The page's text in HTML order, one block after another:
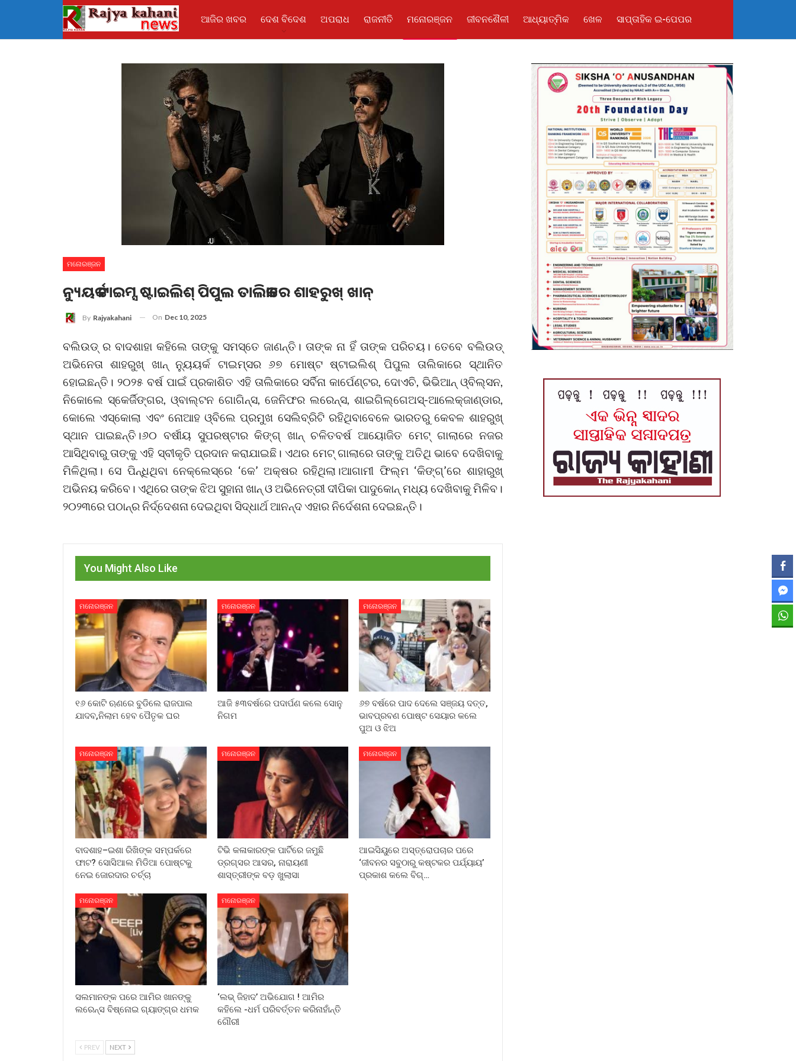
ଆଜିର ଖବର ଦେଶ ବିଦେଶ ଅପରାଧ ରାଜନୀତି ମନୋରଞ୍ଜନ ଜୀବନଶୈଳୀ ଆଧ୍ୟାତ୍ମିକ ଖେଳ ସାପ୍ତାହିକ ଇ-ପେପର
ମନୋରଞ୍ଜନ
ନ୍ୟୁୟର୍କ ଟାଇମ୍ସ ଷ୍ଟାଇଲିଶ୍‌ ପିପୁଲ ତାଲିକାରେ ଶାହରୁଖ୍‌ ଖାନ୍‌
By Rajyakahani On Dec 10, 2025
ବଲିଉଡ୍ ର ବାଦଶାହା କହିଲେ ତାଙ୍କୁ ସମସ୍ତେ ଜାଣନ୍ତି। ତାଙ୍କ ନା ହିଁ ତାଙ୍କ ପରିଚୟ। ତେବେ ବଲିଉଡ୍‌
ଅଭିନେତା ଶାହରୁଖ୍‌ ଖାନ୍‌ ନ୍ୟୁୟର୍କ ଟାଇମ୍ସର ୬୭ ମୋଷ୍ଟ ଷ୍ଟାଇଲିଶ୍‌ ପିପୁଲ ତାଲିକାରେ ସ୍ଥାନିତ
ହୋଇଛନ୍ତି। ୨୦୨୫ ବର୍ଷ ପାଇଁ ପ୍ରକାଶିତ ଏହି ତାଲିକାରେ ସର୍ବିନା କାର୍ପେଣ୍ଟର, ଦୋଏଚି, ଭିଭିଆନ୍‌ ଓ୍ବିଲ୍‌ସନ,
ନିକୋଲେ ସ୍କେର୍ଜିଙ୍ଗର, ଓ୍ବାଲ୍ଟନ ଗୋଗିନ୍ସ, ଜେନିଫର ଲରେନ୍ସ, ଶାଇଗିଲ୍‌ଗେଅସ୍‌-ଆଲେକ୍‌ଜାଣ୍ଡାର,
କୋଲେ ଏସ୍କୋଲା ଏବଂ ନୋଆହ ଓ୍ବିଲେ ପ୍ରମୁଖ ସେଲିବ୍ରିଟି ରହିଥିବାବେଳେ ଭାରତରୁ କେବଳ ଶାହରୁଖ୍‌
ସ୍ଥାନ ପାଇଛନ୍ତି।୬୦ ବର୍ଷୀୟ ସୁପରଷ୍ଟାର କିଙ୍ଗ୍‌ ଖାନ୍‌ ଚଳିତବର୍ଷ ଆୟୋଜିତ ମେଟ୍‌ ଗାଲାରେ ନଜର
ଆସିଥିବାରୁ ତାଙ୍କୁ ଏହି ସ୍ବୀକୃତି ପ୍ରଦାନ କରାଯାଇଛି। ଏଥର ମେଟ୍‌ ଗାଲାରେ ତାଙ୍କୁ ଅତିଥି ଭାବେ ଦେଖିବାକୁ
ମିଳିଥିଲା। ସେ ପିନ୍ଧିଥିବା ନେକ୍‌ଲେସ୍‌ରେ ‘କେ’ ଅକ୍ଷର ରହିଥିଲା।ଆଗାମୀ ଫିଲ୍ମ ‘କିଙ୍ଗ୍‌’ରେ ଶାହାରୁଖ୍
ଅଭିନୟ କରିବେ। ଏଥିରେ ତାଙ୍କ ଝିଅ ସୁହାନା ଖାନ୍‌ ଓ ଅଭିନେତ୍ରୀ ଦୀପିକା ପାଦୁକୋନ୍‌ ମଧ୍ୟ ଦେଖିବାକୁ ମିଳିବ।
୨୦୨୩ରେ ପଠାନ୍‌ର ନିର୍ଦ୍ଦେଶନା ଦେଇଥିବା ସିଦ୍ଧାର୍ଥ ଆନନ୍ଦ ଏହାର ନିର୍ଦେଶନା ଦେଇଛନ୍ତି।
You Might Also Like
ମନୋରଞ୍ଜନ
୧୬ କୋଟି ଋଣରେ ବୁଡିଲେ ରାଜପାଲ
ଯାଦବ,ନିଲାମ ହେବ ପୈତୃକ ଘର
ମନୋରଞ୍ଜନ
ଆଜି ୫୩ବର୍ଷରେ ପଦାର୍ପଣ କଲେ ସୋନୁ
ନିଗମ
ମନୋରଞ୍ଜନ
୬୭ ବର୍ଷରେ ପାଦ ଦେଲେ ସଞ୍ଜୟ ଦତ୍ତ,
ଭାବପ୍ରବଣ ପୋଷ୍ଟ ସେୟାର କଲେ
ପୁଅ ଓ ଝିଅ
ମନୋରଞ୍ଜନ
ବାଦଶାହ–ଇଶା ରିଖିଙ୍କ ସମ୍ପର୍କରେ
ଫାଟ? ସୋସିଆଲ ମିଡିଆ ପୋଷ୍ଟକୁ
ନେଇ ଜୋରଦାର ଚର୍ଚ୍ଚା
ମନୋରଞ୍ଜନ
ଟିଭି କଳାକାରଙ୍କ ପାର୍ଟିରେ ଜମୁଛି
ଡ୍ରଗ୍ସର ଆସର, ନାରାୟଣୀ
ଶାସ୍ତ୍ରୀଙ୍କ ବଡ଼ ଖୁଲାସା
ମନୋରଞ୍ଜନ
ଆଇସିୟୁରେ ଅସ୍ତ୍ରୋପଚାର ପରେ
‘ଜୀବନର ସବୁଠାରୁ କଷ୍ଟକର ପର୍ଯ୍ୟାୟ’
ପ୍ରକାଶ କଲେ ବିଗ୍‌…
ମନୋରଞ୍ଜନ
ସଲମାନଙ୍କ ପରେ ଆମିର ଖାନଙ୍କୁ
ଲରେନ୍ସ ବିଷ୍ନୋଇ ଗ୍ୟାଙ୍ଗ୍‌ର ଧମକ
ମନୋରଞ୍ଜନ
‘ଲଭ୍ ଜିହାଦ’ ଅଭିଯୋଗ ! ଆମିର
କହିଲେ -ଧର୍ମ ପରିବର୍ତ୍ତନ କରିନାହାଁନ୍ତି
ଗୌରୀ
PREV NEXT